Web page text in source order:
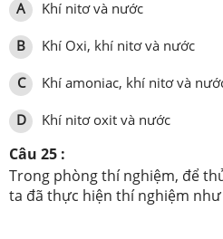
A Khí nitơ và nước
B Khí Oxi, khí nitơ và nước
C Khí amoniac, khí nitơ và
D Khí nitơ oxit và nước
Câu 25 :
Trong phòng thí nghiệm, để
ta đã thực hiện thí nghiệm